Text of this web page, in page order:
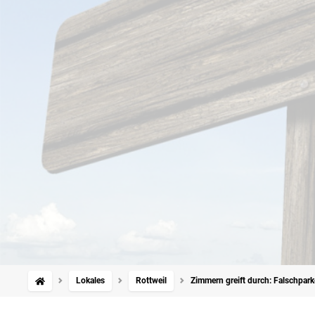
Lokales Rottweil Zimmern greift durch: